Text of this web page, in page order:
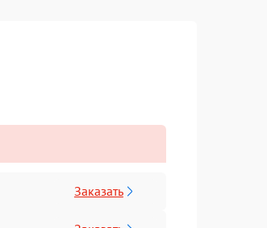
Заказать